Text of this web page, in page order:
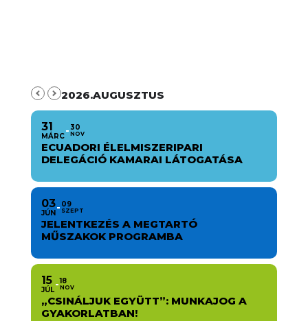
2026.AUGUSZTUS
31
MÁRC
30
NOV
ECUADORI ÉLELMISZERIPARI
DELEGÁCIÓ KAMARAI LÁTOGATÁSA
03
JÚN
09
SZEPT
JELENTKEZÉS A MEGTARTÓ
MŰSZAKOK PROGRAMBA
15
JÚL
18
NOV
„CSINÁLJUK EGYÜTT”: MUNKAJOG A
GYAKORLATBAN!